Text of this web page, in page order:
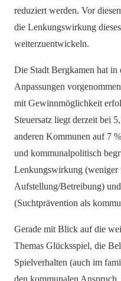
reduziert werden. Vor
die Lenkungswirkung
weiterzuentwickeln.
Die Stadt Bergkamen hat in
Anpassungen
mit Gewinnmöglichkeit
Steuersatz liegt derzeit bei
anderen Kommunen auf 7
und kommunalpolitisch
Lenkungswirkung
Aufstellung/Betreibung)
(Suchtprävention als
Gerade mit Blick auf die
Themas Glücksspiel, die
Spielverhalten (auch im